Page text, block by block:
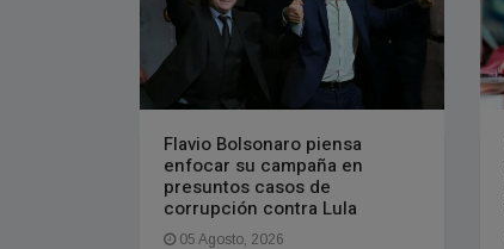
Flavio Bolsonaro piensa
enfocar su campaña en
presuntos casos de
corrupción contra Lula
05 Agosto, 2026